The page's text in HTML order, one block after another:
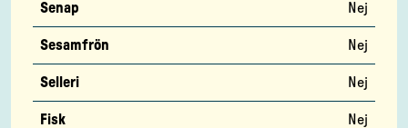
Senap Nej
Sesamfrön Nej
Selleri Nej
Fisk Nej